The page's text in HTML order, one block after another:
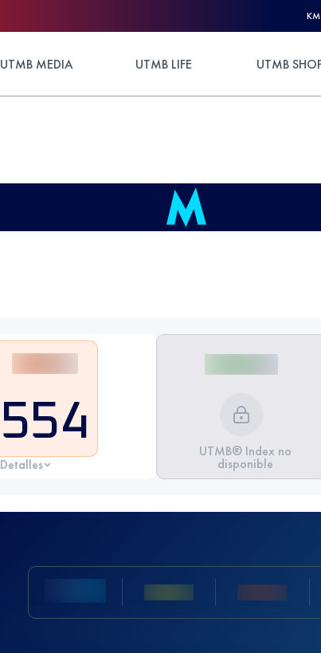
KM
UTMB MEDIA UTMB LIFE UTMB
554
Detalles
UTMB® Index no
disponible